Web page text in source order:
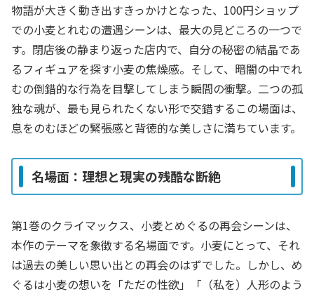
物語が大きく動き出すきっかけとなった、100円ショップ
での小麦とれむの遭遇シーンは、最大の見どころの一つで
す。閉店後の静まり返った店内で、自分の秘密の結晶であ
るフィギュアを探す小麦の焦燥感。そして、暗闇の中でれ
むの倒錯的な行為を目撃してしまう瞬間の衝撃。二つの孤
独な魂が、最も見られたくない形で交錯するこの場面は、
息をのむほどの緊張感と背徳的な美しさに満ちています。
名場面：理想と現実の残酷な断絶
第1巻のクライマックス、小麦とめぐるの再会シーンは、
本作のテーマを象徴する名場面です。小麦にとって、それ
は過去の美しい思い出との再会のはずでした。しかし、め
ぐるは小麦の想いを「ただの性欲」「（私を）人形のよう